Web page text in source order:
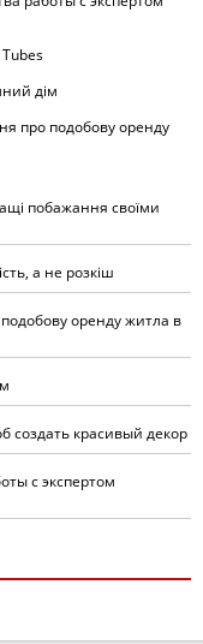
дім
про подобову оренду
побажання своїми
а не розкіш
оренду житла в
создать красивый декор
с экспертом